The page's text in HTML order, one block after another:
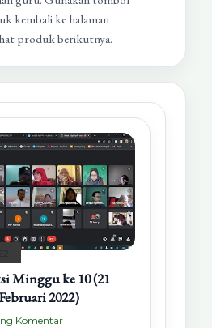
kembali ke halaman
produk berikutnya.
Minggu ke 10 (21
2022)
Komentar